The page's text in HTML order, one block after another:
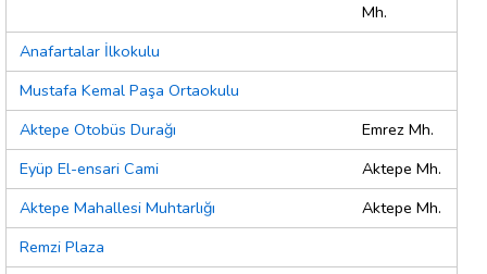
Mh.
Anafartalar İlkokulu
Mustafa Kemal Paşa Ortaokulu
Aktepe Otobüs Durağı
Emrez Mh.
Eyüp El-ensari Cami
Aktepe Mh.
Aktepe Mahallesi Muhtarlığı
Aktepe Mh.
Remzi Plaza